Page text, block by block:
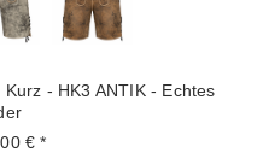
- HK3 ANTIK - Echtes
€ *